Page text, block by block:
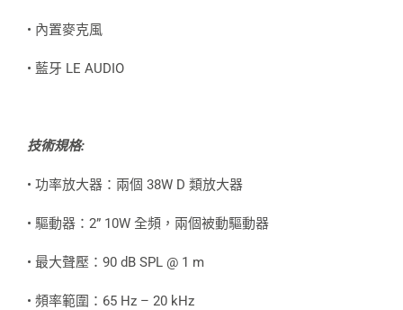
• 內置麥克風
• 藍牙 LE AUDIO
技術規格:
• 功率放大器：兩個 38W D 類放大器
• 驅動器：2” 10W 全頻，兩個被動驅動器
• 最大聲壓：90 dB SPL @ 1 m
• 頻率範圍：65 Hz – 20 kHz